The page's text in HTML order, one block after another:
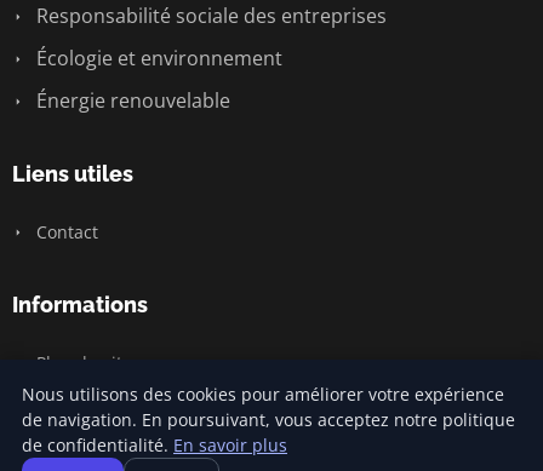
Responsabilité sociale des entreprises
Écologie et environnement
Énergie renouvelable
Liens utiles
Contact
Informations
Plan du site
© 2026 Carnivalofclimatechange. Tous droits réservés.
Nous utilisons des cookies pour améliorer votre expérience
de navigation. En poursuivant, vous acceptez notre politique
de confidentialité. En savoir plus